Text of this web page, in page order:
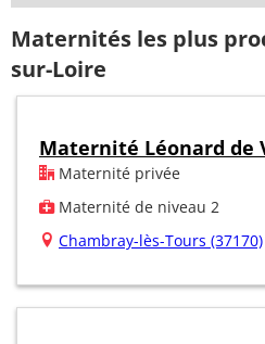
Maternités les plus
sur-Loire
Maternité Léonard de
Maternité privée
Maternité de niveau 2
Chambray-lès-Tours (37170)